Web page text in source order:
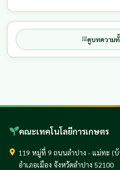
ดูบทความ
คณะเทคโนโลยีการเกษตร
119 หมู่ที่ 9 ถนนลำปาง - แม่ทะ (
อำเภอเมือง จังหวัดลำปาง 52100